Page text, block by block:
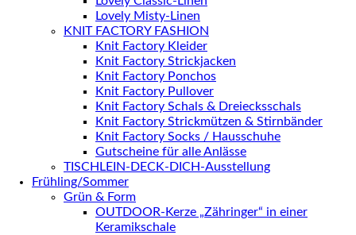
Lovely Misty-Linen
KNIT FACTORY FASHION
Knit Factory Kleider
Knit Factory Strickjacken
Knit Factory Ponchos
Knit Factory Pullover
Knit Factory Schals & Dreiecksschals
Knit Factory Strickmützen & Stirnbänder
Knit Factory Socks / Hausschuhe
Gutscheine für alle Anlässe
TISCHLEIN-DECK-DICH-Ausstellung
Frühling/Sommer
Grün & Form
OUTDOOR-Kerze „Zähringer“ in einer
Keramikschale